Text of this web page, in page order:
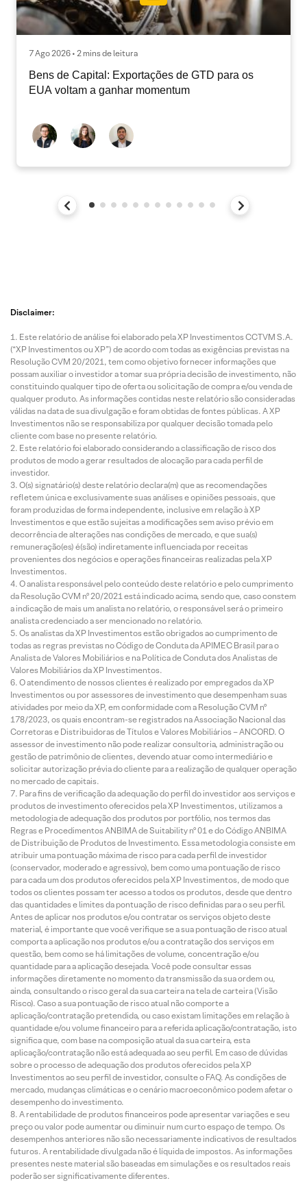
7 Ago 2026 • 2 mins de leitura
Bens de Capital: Exportações de GTD para os
EUA voltam a ganhar momentum
Disclaimer:
Este relatório de análise foi elaborado pela XP Investimentos CCTVM S.A.
(“XP Investimentos ou XP”) de acordo com todas as exigências previstas na
Resolução CVM 20/2021, tem como objetivo fornecer informações que
possam auxiliar o investidor a tomar sua própria decisão de investimento, não
constituindo qualquer tipo de oferta ou solicitação de compra e/ou venda de
qualquer produto. As informações contidas neste relatório são consideradas
válidas na data de sua divulgação e foram obtidas de fontes públicas. A XP
Investimentos não se responsabiliza por qualquer decisão tomada pelo
cliente com base no presente relatório.
Este relatório foi elaborado considerando a classificação de risco dos
produtos de modo a gerar resultados de alocação para cada perfil de
investidor.
O(s) signatário(s) deste relatório declara(m) que as recomendações
refletem única e exclusivamente suas análises e opiniões pessoais, que
foram produzidas de forma independente, inclusive em relação à XP
Investimentos e que estão sujeitas a modificações sem aviso prévio em
decorrência de alterações nas condições de mercado, e que sua(s)
remuneração(es) é(são) indiretamente influenciada por receitas
provenientes dos negócios e operações financeiras realizadas pela XP
Investimentos.
O analista responsável pelo conteúdo deste relatório e pelo cumprimento
da Resolução CVM nº 20/2021 está indicado acima, sendo que, caso constem
a indicação de mais um analista no relatório, o responsável será o primeiro
analista credenciado a ser mencionado no relatório.
Os analistas da XP Investimentos estão obrigados ao cumprimento de
todas as regras previstas no Código de Conduta da APIMEC Brasil para o
Analista de Valores Mobiliários e na Política de Conduta dos Analistas de
Valores Mobiliários da XP Investimentos.
O atendimento de nossos clientes é realizado por empregados da XP
Investimentos ou por assessores de investimento que desempenham suas
atividades por meio da XP, em conformidade com a Resolução CVM nº
178/2023, os quais encontram-se registrados na Associação Nacional das
Corretoras e Distribuidoras de Títulos e Valores Mobiliários – ANCORD. O
assessor de investimento não pode realizar consultoria, administração ou
gestão de patrimônio de clientes, devendo atuar como intermediário e
solicitar autorização prévia do cliente para a realização de qualquer operação
no mercado de capitais.
Para fins de verificação da adequação do perfil do investidor aos serviços e
produtos de investimento oferecidos pela XP Investimentos, utilizamos a
metodologia de adequação dos produtos por portfólio, nos termos das
Regras e Procedimentos ANBIMA de Suitability nº 01 e do Código ANBIMA
de Distribuição de Produtos de Investimento. Essa metodologia consiste em
atribuir uma pontuação máxima de risco para cada perfil de investidor
(conservador, moderado e agressivo), bem como uma pontuação de risco
para cada um dos produtos oferecidos pela XP Investimentos, de modo que
todos os clientes possam ter acesso a todos os produtos, desde que dentro
das quantidades e limites da pontuação de risco definidas para o seu perfil.
Antes de aplicar nos produtos e/ou contratar os serviços objeto deste
material, é importante que você verifique se a sua pontuação de risco atual
comporta a aplicação nos produtos e/ou a contratação dos serviços em
questão, bem como se há limitações de volume, concentração e/ou
quantidade para a aplicação desejada. Você pode consultar essas
informações diretamente no momento da transmissão da sua ordem ou,
ainda, consultando o risco geral da sua carteira na tela de carteira (Visão
Risco). Caso a sua pontuação de risco atual não comporte a
aplicação/contratação pretendida, ou caso existam limitações em relação à
quantidade e/ou volume financeiro para a referida aplicação/contratação, isto
significa que, com base na composição atual da sua carteira, esta
aplicação/contratação não está adequada ao seu perfil. Em caso de dúvidas
sobre o processo de adequação dos produtos oferecidos pela XP
Investimentos ao seu perfil de investidor, consulte o FAQ. As condições de
mercado, mudanças climáticas e o cenário macroeconômico podem afetar o
desempenho do investimento.
A rentabilidade de produtos financeiros pode apresentar variações e seu
preço ou valor pode aumentar ou diminuir num curto espaço de tempo. Os
desempenhos anteriores não são necessariamente indicativos de resultados
futuros. A rentabilidade divulgada não é líquida de impostos. As informações
presentes neste material são baseadas em simulações e os resultados reais
poderão ser significativamente diferentes.